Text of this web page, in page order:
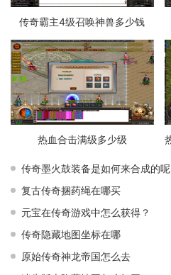
传奇霸主4级召唤神兽多少钱
热血合击满级多少级
传奇墨火鼓装备是如何来合成的呢
复古传奇捆药绳在哪买
元宝在传奇游戏中怎么获得？
传奇隐藏地图坐标在哪
原始传奇神龙帝国怎么去